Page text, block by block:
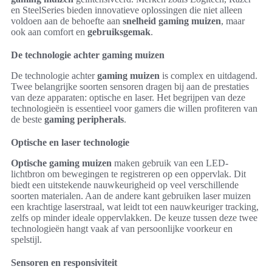
en SteelSeries bieden innovatieve oplossingen die niet alleen
voldoen aan de behoefte aan snelheid gaming muizen, maar
ook aan comfort en gebruiksgemak.
De technologie achter gaming muizen
De technologie achtergaming muizen is complex en uitdagend.
Twee belangrijke soorten sensoren dragen bij aan de prestaties
van deze apparaten: optische en laser. Het begrijpen van deze
technologieën is essentieel voor gamers die willen profiteren van
de beste gaming peripherals.
Optische en laser technologie
Optische gaming muizen maken gebruik van een LED-
lichtbron om bewegingen te registreren op een oppervlak. Dit
biedt een uitstekende nauwkeurigheid op veel verschillende
soorten materialen. Aan de andere kant gebruiken laser muizen
een krachtige laserstraal, wat leidt tot een nauwkeuriger tracking,
zelfs op minder ideale oppervlakken. De keuze tussen deze twee
technologieën hangt vaak af van persoonlijke voorkeur en
spelstijl.
Sensoren en responsiviteit